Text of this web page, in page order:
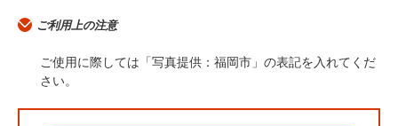
ご利用上の注意
ご使用に際しては「写真提供：福岡市」の表記を入れてくだ
さい。